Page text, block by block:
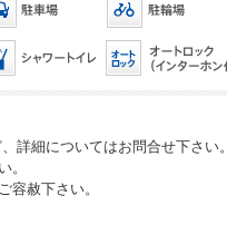
詳細についてはお問合せ下さい。
。
容赦下さい。